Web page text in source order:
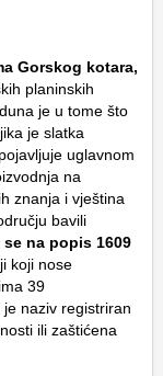
Gorskog kotara,
planinskih
je u tome što
je slatka
uglavnom
na
znanja i vještina
bavili
na popis 1609
koji nose
39
naziv registriran
ili zaštićena